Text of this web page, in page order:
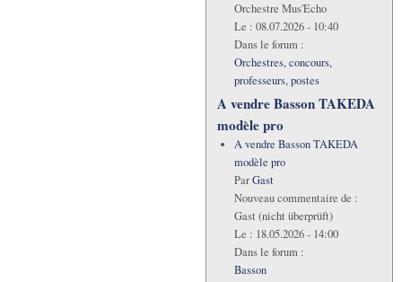
Orchestre Mus'Echo
Le : 08.07.2026 - 10:40
Dans le forum :
Orchestres, concours,
professeurs, postes
A vendre Basson TAKEDA
modèle pro
A vendre Basson TAKEDA
modèle pro
ParGast
Nouveau commentaire de :
Gast (nicht überprüft)
Le : 18.05.2026 - 14:00
Dans le forum :
Basson